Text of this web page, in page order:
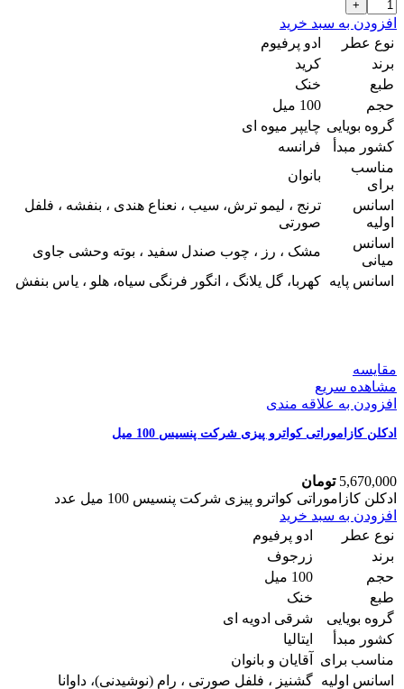
افزودن به سبد خرید
نوع عطر
ادو پرفیوم
برند
کرید
طبع
خنک
حجم
100 میل
گروه بویایی چایپر میوه ای
کشور مبدأ
فرانسه
مناسب
برای
بانوان
اسانس
اولیه
ترنج ، لیمو ترش، سیب ، نعناع هندی ، بنفشه ، فلفل
صورتی
اسانس
میانی
مشک ، رز ، چوب صندل سفید ، بوته وحشی جاوی
اسانس پایه کهربا، گل یلانگ ، انگور فرنگی سیاه، هلو ، یاس بنفش
مقایسه
مشاهده سریع
افزودن به علاقه مندی
ادکلن کازاموراتی کواترو پیزی شرکت پنسیس 100 میل
5,670,000 تومان
ادکلن کازاموراتی کواترو پیزی شرکت پنسیس 100 میل عدد
افزودن به سبد خرید
نوع عطر
ادو پرفیوم
برند
زرجوف
حجم
100 میل
طبع
خنک
گروه بویایی
شرقی ادویه ای
کشور مبدأ
ایتالیا
مناسب برای
آقایان و بانوان
اسانس اولیه گشنیز ، فلفل صورتی ، رام (نوشیدنی)، داوانا